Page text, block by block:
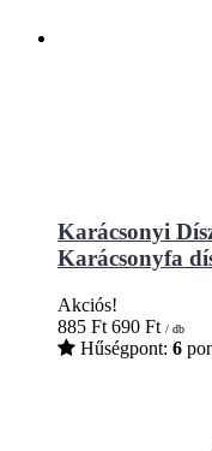
Karácsonyi
Karácsonyfa
Akciós!
885 Ft 690 Ft / db
Hűségpont: 6